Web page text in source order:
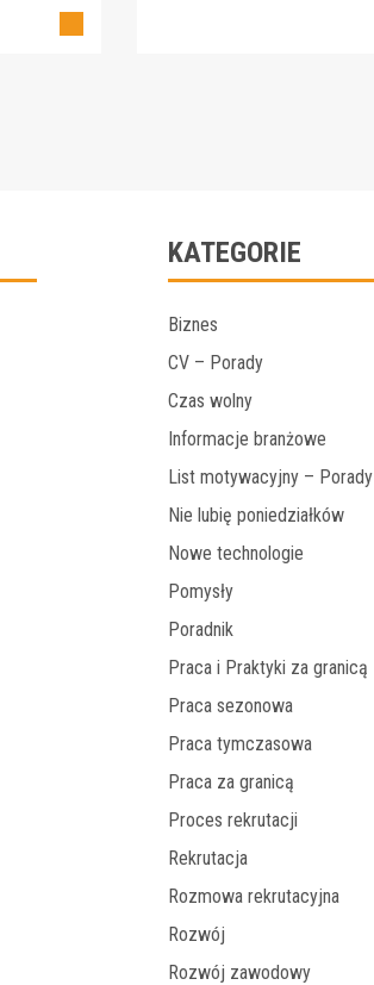
KATEGORIE
Biznes
CV – Porady
Czas wolny
Informacje branżowe
List motywacyjny – Porady
Nie lubię poniedziałków
Nowe technologie
Pomysły
Poradnik
Praca i Praktyki za granicą
Praca sezonowa
Praca tymczasowa
Praca za granicą
Proces rekrutacji
Rekrutacja
Rozmowa rekrutacyjna
Rozwój
Rozwój zawodowy